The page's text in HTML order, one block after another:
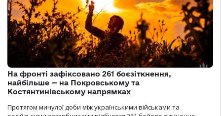
На фронті зафіксовано 261 боєзіткнення,
найбільше — на Покровському та
Костянтинівському напрямках
Протягом минулої доби між українськими військами та